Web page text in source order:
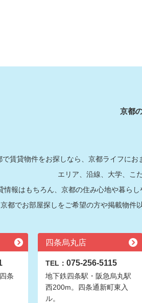
京都
で賃貸物件をお探しなら、京都ライフに
エリア、沿線、大学、こ
情報はもちろん、京都の住み心地や暮ら
京都でお部屋探しをご希望の方や掲載物件
条
四条烏丸店
TEL： 075-256-5115
地下鉄四条駅・阪急烏丸駅
西200m。四条通新町東入
ル。